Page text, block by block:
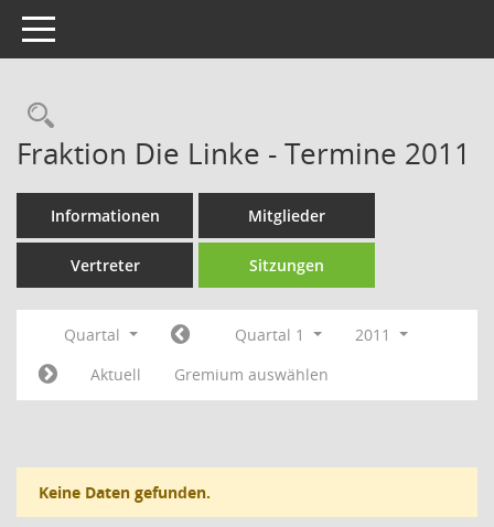
Toggle navigation
Rechercheauswahl
Fraktion Die Linke - Termine 2011
Informationen Mitglieder
Vertreter Sitzungen
Quartal Quartal 1
2011
Aktuell
Gremium auswählen
Keine Daten gefunden.